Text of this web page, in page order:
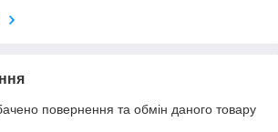
повернення та обмін даного товару